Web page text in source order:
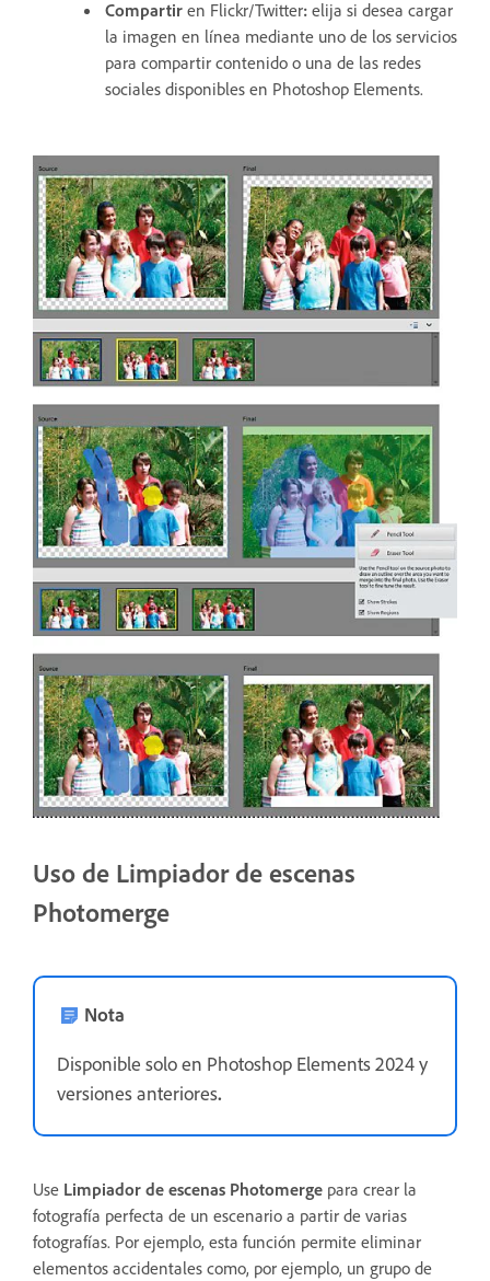
Compartir en Flickr/Twitter: elija si desea cargar
la imagen en línea mediante uno de los servicios
para compartir contenido o una de las redes
sociales disponibles en Photoshop Elements.
Uso de Limpiador de escenas
Photomerge
Nota
Disponible solo en Photoshop Elements 2024 y
versiones anteriores.
Use Limpiador de escenas Photomerge para crear la
fotografía perfecta de un escenario a partir de varias
fotografías. Por ejemplo, esta función permite eliminar
elementos accidentales como, por ejemplo, un grupo de